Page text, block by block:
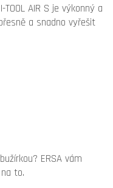
AIR S je výkonný a
a snadno vyřešit
ERSA vám
to.